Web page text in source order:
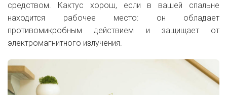
средством. Кактус хорош, если в вашей спальне
находится рабочее место: он обладает
противомикробным действием и защищает от
электромагнитного излучения.